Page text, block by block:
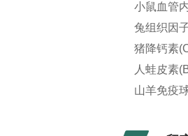
小鼠血管
兔组织因
猪降钙素
人蛙皮素
山羊免疫